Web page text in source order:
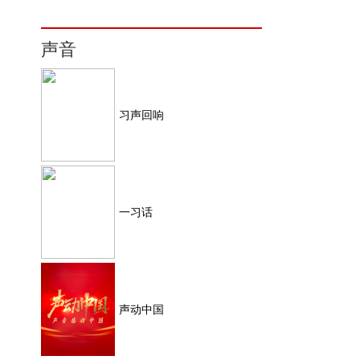
声音
习声回响
一习话
声动中国